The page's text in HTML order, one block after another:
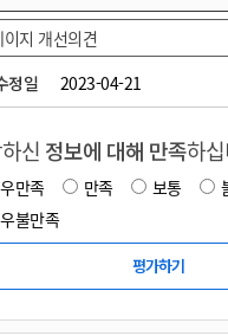
정일 2023-04-21
이지 개선의견
신 정보에 대해 만족하
만족 만족 보통
불만족